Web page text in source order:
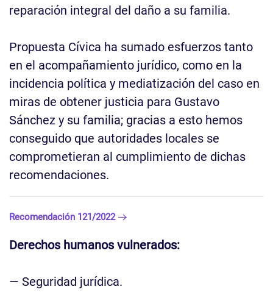
reparación integral del daño a su familia.
Propuesta Cívica ha sumado esfuerzos tanto
en el acompañamiento jurídico, como en la
incidencia política y mediatización del caso en
miras de obtener justicia para Gustavo
Sánchez y su familia; gracias a esto hemos
conseguido que autoridades locales se
comprometieran al cumplimiento de dichas
recomendaciones.
Recomendación 121/2022
Derechos humanos vulnerados:
— Seguridad jurídica.